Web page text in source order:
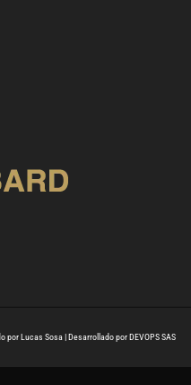
Lucas Sosa | Desarrollado por DEVOPS SAS